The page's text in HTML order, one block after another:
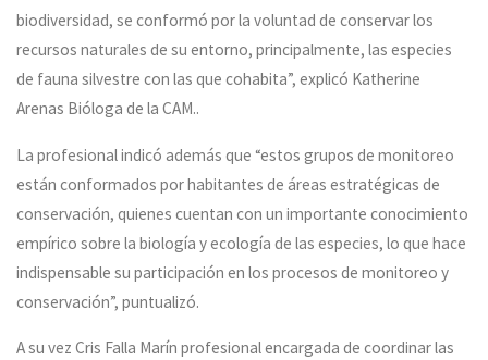
biodiversidad, se conformó por la voluntad de conservar los
recursos naturales de su entorno, principalmente, las especies
de fauna silvestre con las que cohabita”, explicó Katherine
Arenas Bióloga de la CAM..
La profesional indicó además que “estos grupos de monitoreo
están conformados por habitantes de áreas estratégicas de
conservación, quienes cuentan con un importante conocimiento
empírico sobre la biología y ecología de las especies, lo que hace
indispensable su participación en los procesos de monitoreo y
conservación”, puntualizó.
A su vez Cris Falla Marín profesional encargada de coordinar las